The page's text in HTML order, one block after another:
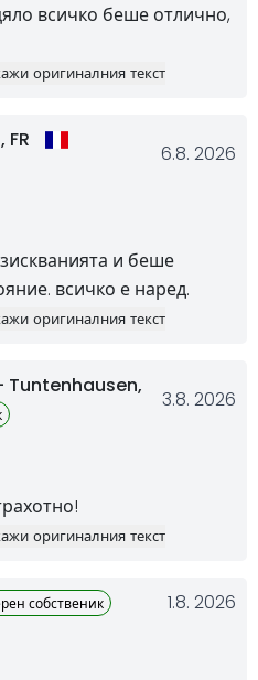
всичко беше отлично,
оригиналния текст
FR
6.8. 2026
и беше
всичко е наред.
оригиналния текст
Tuntenhausen,
3.8. 2026
оригиналния текст
собственик 1.8. 2026